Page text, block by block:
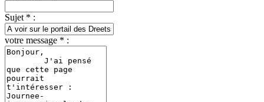
Sujet * :
votre message * :